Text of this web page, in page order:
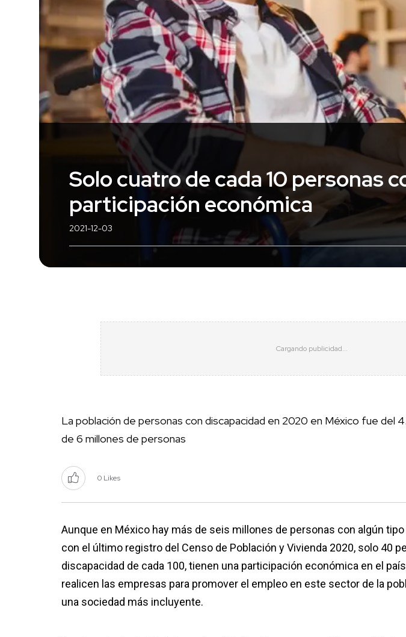
Solo cuatro de cada 10 personas
participación económica
2021-12-03
La población de personas con discapacidad en 2020 en México fue del
de 6 millones de personas
0 Likes
Aunque en México hay más de seis millones de personas con algún
con el último registro del Censo de Población y Vivienda 2020, solo 40
discapacidad de cada 100, tienen una participación económica en el
realicen las empresas para promover el empleo en este sector de la
una sociedad más incluyente.